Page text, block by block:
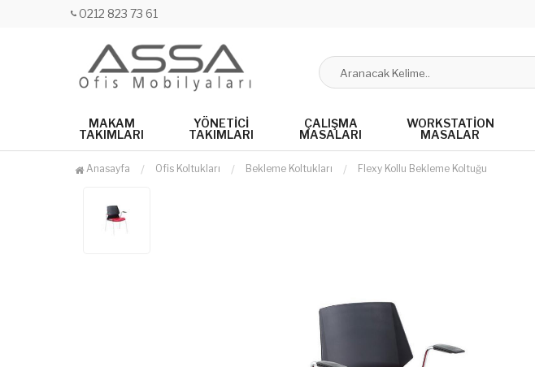
0212 823 73 61
MAKAM
TAKIMLARI
YÖNETICI
TAKIMLARI
ÇALIŞMA
MASALARI
WORKSTATION
MASALAR
Anasayfa Ofis Koltukları Bekleme Koltukları Flexy Kollu Bekleme Koltuğu